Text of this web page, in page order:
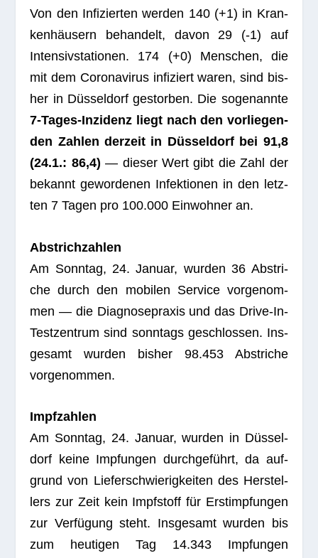
Von den Infi­zier­ten wer­den 140 (+1) in Kran­
ken­häu­sern behan­delt, davon 29 (-1) auf
Inten­siv­sta­tio­nen. 174 (+0) Men­schen, die
mit dem Coro­na­vi­rus infi­ziert waren, sind bis­
her in Düs­sel­dorf gestor­ben. Die soge­nannte
7‑Ta­ges-Inzi­denz liegt nach den vor­lie­gen­
den Zah­len der­zeit in Düs­sel­dorf bei 91,8
(24.1.: 86,4) — die­ser Wert gibt die Zahl der
bekannt gewor­de­nen Infek­tio­nen in den letz­
ten 7 Tagen pro 100.000 Ein­woh­ner an.
Abstrich­zah­len
Am Sonn­tag, 24. Januar, wur­den 36 Abstri­
che durch den mobi­len Ser­vice vor­ge­nom­
men — die Dia­gno­se­pra­xis und das Drive-In-
Test­zen­trum sind sonn­tags geschlos­sen. Ins­
ge­samt wur­den bis­her 98.453 Abstri­che
vorgenommen.
Impf­zah­len
Am Sonn­tag, 24. Januar, wur­den in Düs­sel­
dorf keine Imp­fun­gen durch­ge­führt, da auf­
grund von Lie­fer­schwie­rig­kei­ten des Her­stel­
lers zur Zeit kein Impf­stoff für Erst­imp­fun­gen
zur Ver­fü­gung steht. Ins­ge­samt wur­den bis
zum heu­ti­gen Tag 14.343 Imp­fun­gen